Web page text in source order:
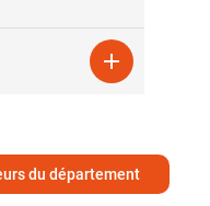

du département